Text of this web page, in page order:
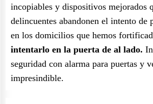
incopiables y dispositivos mejorados
delincuentes abandonen el intento de
en los domicilios que hemos
intentarlo en la puerta de al lado.
seguridad con alarma para puertas y
impresindible.